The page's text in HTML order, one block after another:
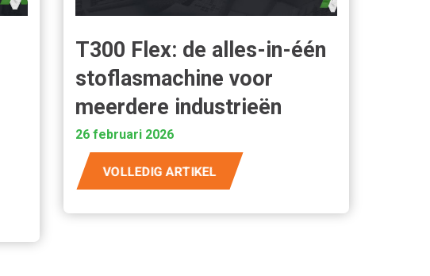
T300 Flex: de alles-in-één
stoflasmachine voor
meerdere industrieën
26 februari 2026
VOLLEDIG ARTIKEL